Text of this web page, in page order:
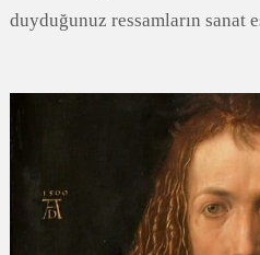
duyduğunuz ressamların